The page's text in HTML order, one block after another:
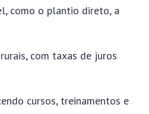
como o plantio direto, a
com taxas de juros
cursos, treinamentos e